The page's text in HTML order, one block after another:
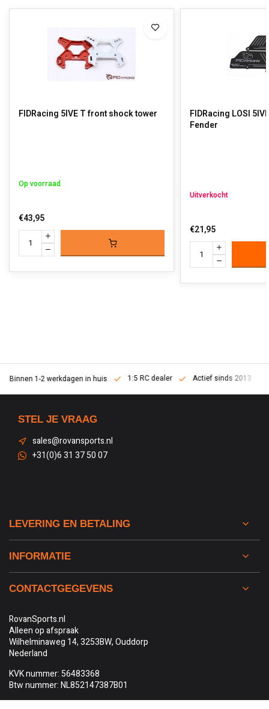
FIDRacing 5IVE T front shock tower
Op voorraad
€43,95
FIDRacing LOSI
Fender
Uitverkocht
€21,95
Binnen 1-2 werkdagen in huis 1:5 RC dealer Actief sinds 2013
STEL JE VRAAG
sales@rovansports.nl
+31(0)6 31 37 50 07
LEVERING EN BETALING
INFORMATIE
CONTACTGEGEVENS
RovanSports.nl
Alleen op afspraak
Wilhelminaweg 14, 3253BW, Ouddorp
Nederland
KVK nummer: 56483368
Btw nummer: NL852147387B01